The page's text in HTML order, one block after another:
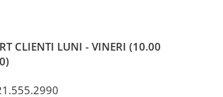
CLIENTI LUNI - VINERI (10.00